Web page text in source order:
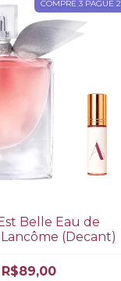
COMPRE 3 PAGUE 2
Belle Eau de
(Decant)
R$89,00